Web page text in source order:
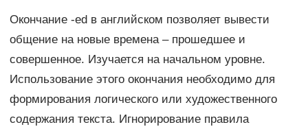
Окончание -ed в английском позволяет вывести
общение на новые времена – прошедшее и
совершенное. Изучается на начальном уровне.
Использование этого окончания необходимо для
формирования логического или художественного
содержания текста. Игнорирование правила